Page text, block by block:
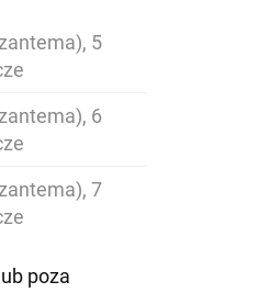
5
6
7
poza